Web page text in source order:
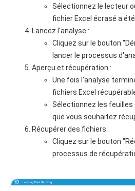
Sélectionnez le lecteur
fichier Excel écrasé a
Lancez l'analyse :
Cliquez sur le bouton
lancer le processus
Aperçu et récupération :
Une fois l'analyse
fichiers Excel
Sélectionnez les
que vous souhaitez
Récupérer des fichiers:
Cliquez sur le bouton
processus de